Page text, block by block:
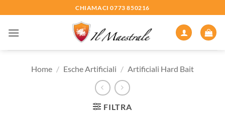
ai
contenuti
CHIAMACI 0773 850216
Home / Esche Artificiali / Artificiali Hard Bait
FILTRA